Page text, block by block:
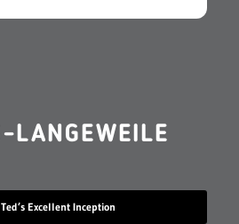
LANGEWEILE
Excellent Inception